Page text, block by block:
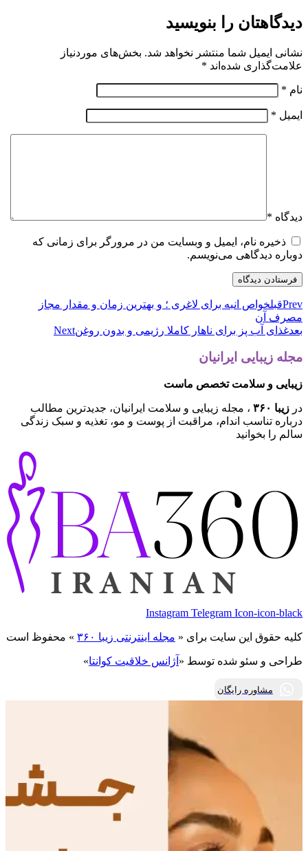
دیدگاهتان را بنویسید
نشانی ایمیل شما منتشر نخواهد شد. بخش‌های موردنیاز
علامت‌گذاری شده‌اند *
نام *
ایمیل *
دیدگاه *
ذخیره نام، ایمیل و وبسایت من در مرورگر برای زمانی که
دوباره دیدگاهی می‌نویسم.
Prevقبلخواص انبه برای لاغری ؛ و بهترین زمان و مقدار مجاز
مصرف آن
بعدغذای آب پز برای ناهار کاملا رژیمی و بدون روغنNext
مجله زیبایی ایرانیان
زیبایی و سلامت تخصص ماست
در زیبا ۳۶۰
، مجله زیبایی و سلامت ایرانیان، جدیدترین مطالب
درباره تناسب اندام، مراقبت از پوست و مو، تغذیه و سبک زندگی
سالم را بخوانید
Instagram Telegram Icon-icon-black
کلیه حقوق این سایت برای « مجله اینترنتی زیبا ۳۶۰ » محفوظ است
طراحی و سئو شده توسط « آژانس خلاقیت کوانتا»
مشاوره رایگان